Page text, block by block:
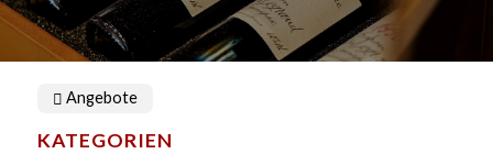
Angebote
KATEGORIEN